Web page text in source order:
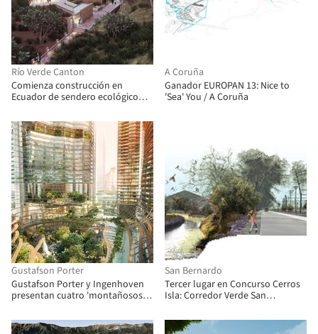
Río Verde Canton
Comienza construcción en
Ecuador de sendero ecológico
A Coruña
Ganador EUROPAN 13: Nice to
'Sea' You / A Coruña
Gustafson Porter
Gustafson Porter y Ingenhoven
presentan cuatro 'montañosos'
San Bernardo
Tercer lugar en Concurso Cerros
Isla: Corredor Verde San